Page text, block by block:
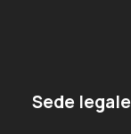
Sede legale